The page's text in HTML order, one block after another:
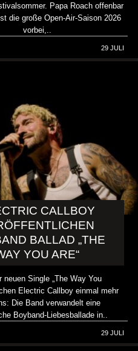
Papa Roach offenbar
die große Open-Air-Saison 2026
vorbei,..
29 JULI
CALLBOY
BALLAD „THE
YOU ARE“
neuen Single „The Way You
Electric Callboy einmal mehr
Die Band verwandelt eine
Boyband-Liebesballade in..
29 JULI